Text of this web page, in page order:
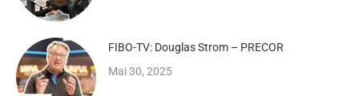
FIBO-TV: Douglas Strom – PRECOR
Mai 30, 2025